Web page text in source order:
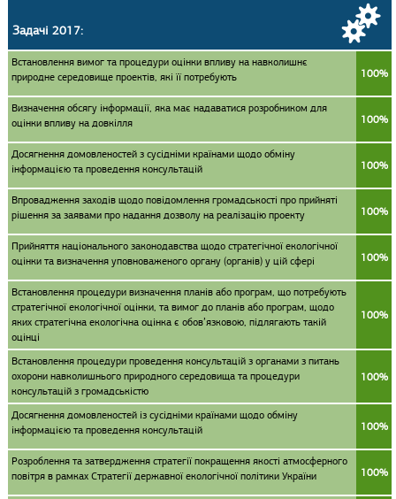
Задачі 2017:
Встановлення вимог та процедури оцінки впливу на навколишнє
природне середовище проектів, які її потребують
100%
Визначення обсягу інформації, яка має надаватися розробником для
оцінки впливу на довкілля
100%
Досягнення домовленостей з сусідніми країнами щодо обміну
інформацією та проведення консультацій
100%
Впровадження заходів щодо повідомлення громадськості про прийняті
рішення за заявами про надання дозволу на реалізацію проекту
100%
Прийняття національного законодавства щодо стратегічної екологічної
оцінки та визначення уповноваженого органу (органів) у цій сфері
100%
Встановлення процедури визначення планів або програм, що потребують
стратегічної екологічної оцінки, та вимог до планів або програм, щодо
яких стратегічна екологічна оцінка є обов’язковою, підлягають такій
оцінці
100%
Встановлення процедури проведення консультацій з органами з питань
охорони навколишнього природного середовища та процедури
консультацій з громадськістю
100%
Досягнення домовленостей із сусідніми країнами щодо обміну
інформацією та проведення консультацій
100%
Розроблення та затвердження стратегії покращення якості атмосферного
повітря в рамках Стратегії державної екологічної політики України
100%